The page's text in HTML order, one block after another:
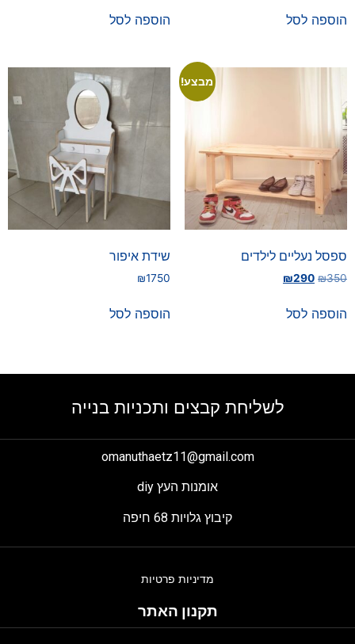
הוספה לסל הוספה לסל
מבצע!
ספסל נעליים לילדים
₪350
₪290
הוספה לסל
שידת איפור
₪1750
הוספה לסל
לשליחת קבצים ותכניות בנייה
omanuthaetz11@gmail.com
אומנות העץ diy
קיבוץ גלויות 68 חיפה
מדיניות פרטיות
תקנון האתר